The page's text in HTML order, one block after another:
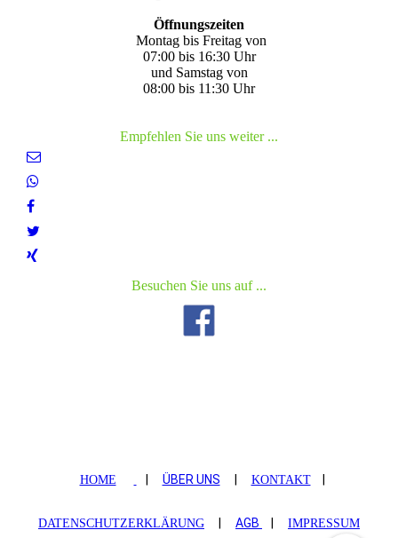
Öffnungszeiten
Montag bis Freitag von
07:00 bis 16:30 Uhr
und Samstag von
08:00 bis 11:30 Uhr
Empfehlen Sie uns weiter ...
Besuchen Sie uns auf ...
HOME ÜBER UNS KONTAKT
DATENSCHUTZERKLÄRUNG AGB IMPRESSUM